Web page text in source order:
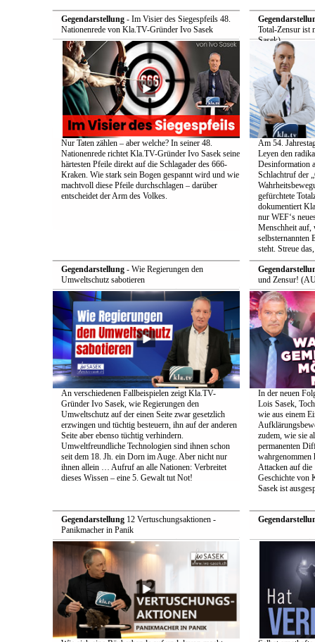
Gegendarstellung- Im Visier des Siegespfeils 48.
Nationenrede von Kla.TV-Gründer Ivo Sasek
Nur Taten zählen – aber welche? In seiner 48.
Nationenrede richtet Kla.TV-Gründer Ivo Sasek seine
härtesten Pfeile direkt auf die Schlagader des 666-
Kraken. Wie stark sein Bogen gespannt wird und wie
machtvoll diese Pfeile durchschlagen – darüber
entscheidet der Arm des Volkes.
Total-Zensur ist
Sasek)
Am 54.
Leyen den
Desinformation
Schlachtruf der
gefürchtete
dokumentiert
nur WEF‘s
Menschheit auf,
selbsternannten
steht. Streue
Gegendarstellung- Wie Regierungen den
Umweltschutz sabotieren
An verschiedenen Fallbeispielen zeigt Kla.TV-
Gründer Ivo Sasek, wie Regierungen den
Umweltschutz auf der einen Seite zwar gesetzlich
erzwingen und tüchtig besteuern, ihn auf der anderen
Seite aber ebenso tüchtig verhindern.
Umweltfreundliche Technologien sind ihnen schon
seit dem 18. Jh. ein Dorn im Auge. Aber nicht nur
ihnen allein … Aufruf an alle Nationen: Verbreitet
dieses Wissen – eine 5. Gewalt tut Not!
und Zensur!
In der neuen
Lois Sasek,
wie aus einem
zudem, wie sie
permanenten
wahrgenommen
Attacken auf
Geschichte von
Sasek ist
Gegendarstellung12 Vertuschungsaktionen -
Panikmacher in Panik